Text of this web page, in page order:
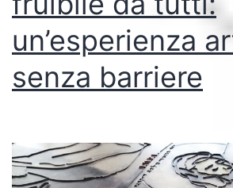
un’esperienza
senza barriere